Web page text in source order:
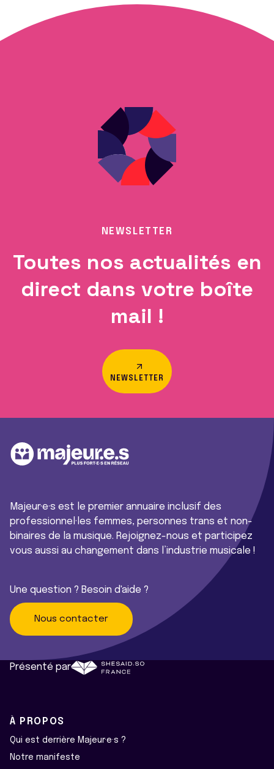
NEWSLETTER
Toutes nos actualités en
direct dans votre boîte
mail !
NEWSLETTER
Majeur·e·s est le premier annuaire inclusif des
professionnel·les femmes, personnes trans et non-
binaires de la musique. Rejoignez-nous et participez
vous aussi au changement dans l’industrie musicale !
Une question ? Besoin d'aide ?
Nous contacter
Présenté par
À PROPOS
Qui est derrière Majeur·e·s ?
Notre manifeste